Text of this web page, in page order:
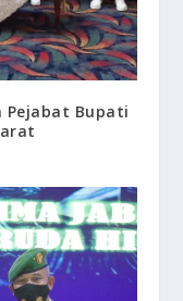
Pejabat Bupati